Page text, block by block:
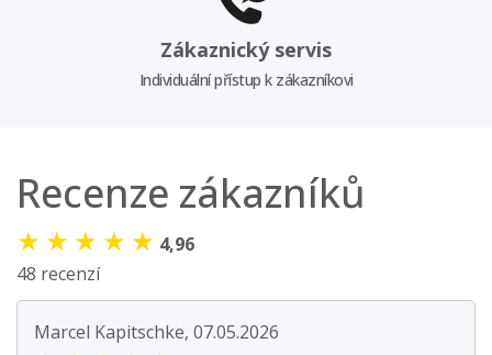
Zákaznický servis
Individuální přístup k zákazníkovi
Recenze zákazníků
★ ★ ★ ★ ★ 4,96
48 recenzí
Marcel Kapitschke, 07.05.2026